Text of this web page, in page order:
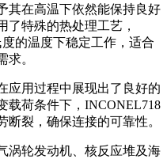
其在高温下依然能保持良好
了特殊的热处理工艺，
的温度下稳定工作，适合
求。
应用过程中展现出了良好的
载荷条件下，INCONEL718
裂，确保连接的可靠性。
涡轮发动机、核反应堆及海